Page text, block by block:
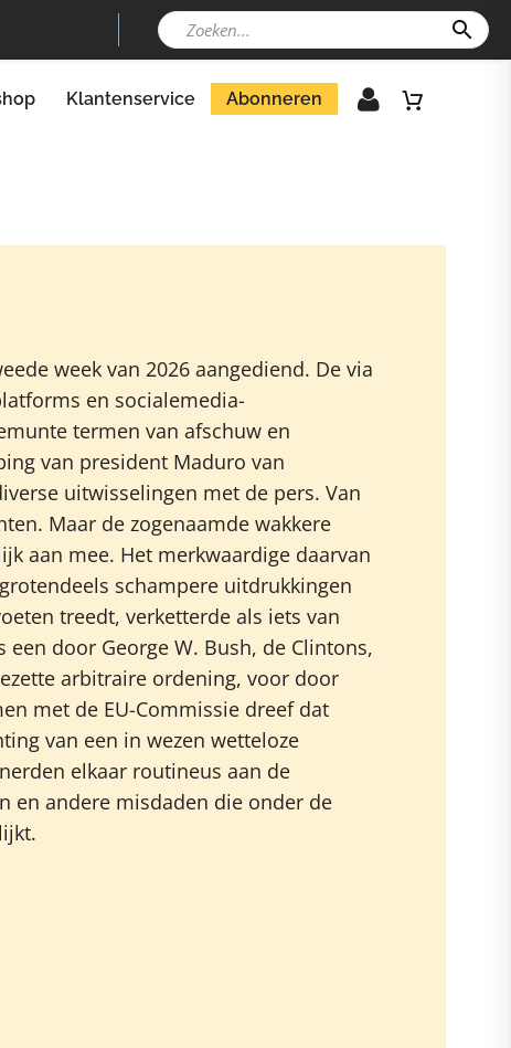
Klantenservice Abonneren
week van 2026 aangediend. De via
en socialemedia-
termen van afschuw en
van president Maduro van
uitwisselingen met de pers. Van
Maar de zogenaamde wakkere
aan mee. Het merkwaardige daarvan
schampere uitdrukkingen
treedt, verketterde als iets van
door George W. Bush, de Clintons,
arbitraire ordening, voor door
met de EU-Commissie dreef dat
van een in wezen wetteloze
elkaar routineus aan de
en andere misdaden die onder de